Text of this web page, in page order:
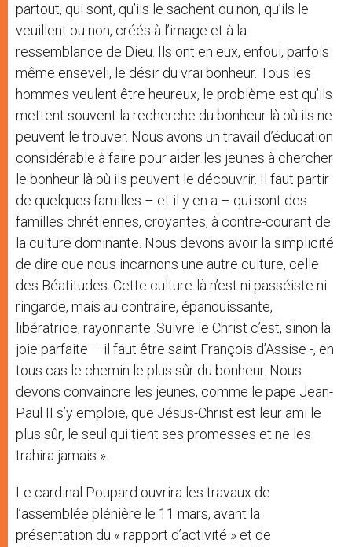
partout, qui sont, qu’ils le sachent ou non, qu’ils le
veuillent ou non, créés à l’image et à la
ressemblance de Dieu. Ils ont en eux, enfoui, parfois
même enseveli, le désir du vrai bonheur. Tous les
hommes veulent être heureux, le problème est qu’ils
mettent souvent la recherche du bonheur là où ils ne
peuvent le trouver. Nous avons un travail d’éducation
considérable à faire pour aider les jeunes à chercher
le bonheur là où ils peuvent le découvrir. Il faut partir
de quelques familles – et il y en a – qui sont des
familles chrétiennes, croyantes, à contre-courant de
la culture dominante. Nous devons avoir la simplicité
de dire que nous incarnons une autre culture, celle
des Béatitudes. Cette culture-là n’est ni passéiste ni
ringarde, mais au contraire, épanouissante,
libératrice, rayonnante. Suivre le Christ c’est, sinon la
joie parfaite – il faut être saint François d’Assise -, en
tous cas le chemin le plus sûr du bonheur. Nous
devons convaincre les jeunes, comme le pape Jean-
Paul II s’y emploie, que Jésus-Christ est leur ami le
plus sûr, le seul qui tient ses promesses et ne les
trahira jamais ».
Le cardinal Poupard ouvrira les travaux de
l’assemblée plénière le 11 mars, avant la
présentation du « rapport d’activité » et de